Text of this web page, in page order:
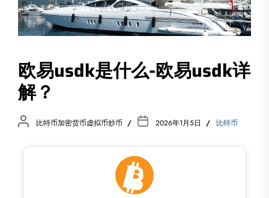
欧易usdk是什么-欧易usdk详
解？
比特币加密货币虚拟币炒币 2026年1月5日 比特币